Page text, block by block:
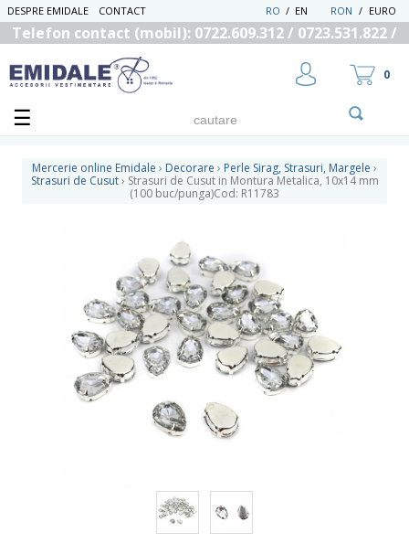
DESPRE EMIDALE CONTACT RON / EURO
EN
/
RO
Telefon contact (mobil): 0722.609.312 / 0723.531.822 /
0
Mercerie online Emidale › Decorare › Perle Sirag, Strasuri, Margele ›
Strasuri de Cusut › Strasuri de Cusut in Montura Metalica, 10x14 mm
(100 buc/punga)Cod: R11783